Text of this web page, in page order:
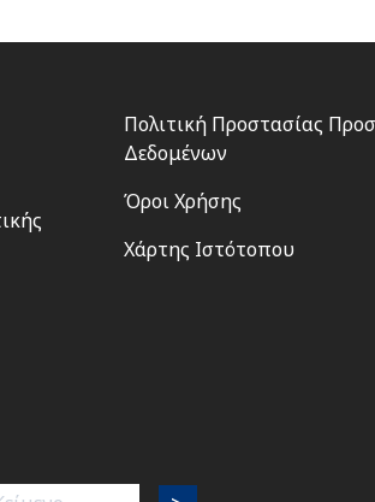
Footer
Πολιτική Προστασίας
Δεδομένων
Όροι Χρήσης
Χάρτης Ιστότοπου